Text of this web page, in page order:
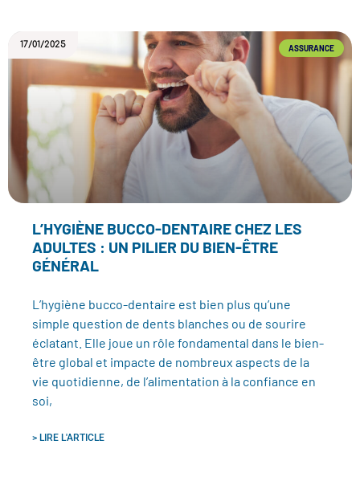
ASSURANCE
L’HYGIÈNE BUCCO-DENTAIRE CHEZ LES
ADULTES : UN PILIER DU BIEN-ÊTRE
GÉNÉRAL
L’hygiène bucco-dentaire est bien plus qu’une
simple question de dents blanches ou de sourire
éclatant. Elle joue un rôle fondamental dans le bien-
être global et impacte de nombreux aspects de la
vie quotidienne, de l’alimentation à la confiance en
soi,
> LIRE L'ARTICLE
17/01/2025